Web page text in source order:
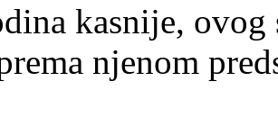
kasnije, ovog
njenom